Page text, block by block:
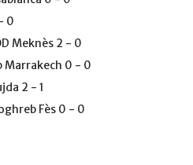
0
Meknès 2 - 0
Marrakech 0 - 0
2 - 1
Fès 0 - 0